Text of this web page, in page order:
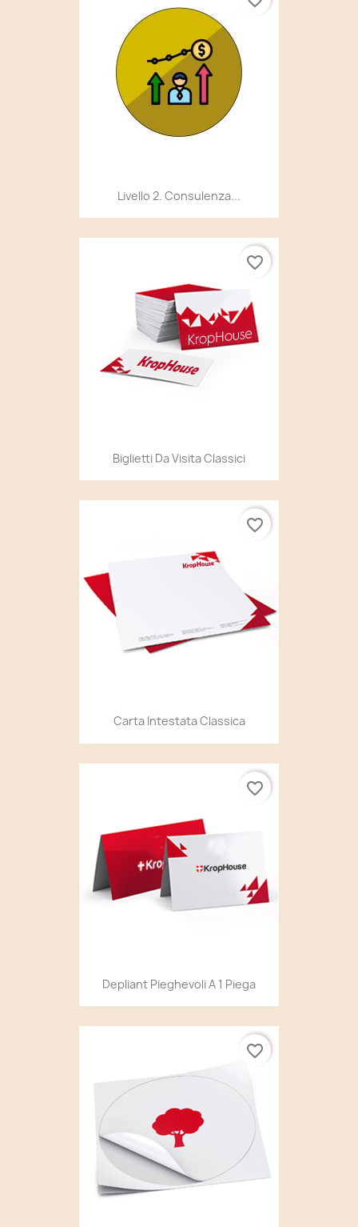
Livello 2. Consulenza...
Biglietti Da Visita Classici
favorite_border
Carta Intestata Classica
favorite_border
Depliant Pieghevoli A 1 Piega
favorite_border
favorite_border